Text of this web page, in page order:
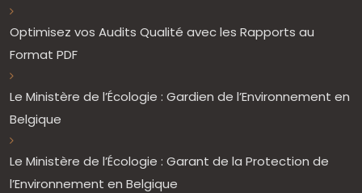
Optimisez vos Audits Qualité avec les Rapports au
Format PDF
Le Ministère de l’Écologie : Gardien de l’Environnement en
Belgique
Le Ministère de l’Écologie : Garant de la Protection de
l’Environnement en Belgique